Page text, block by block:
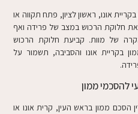
אונו, ראשון לציון, פתח תקווה או
חלוקת הרכוש במצב של פרידה ואף
של מוות. קביעת חלוקת הרכוש
בקריית אונו והסביבה, תשמור על
להסכמי ממון
הסכם ממון בראש העין, קרית אונו או